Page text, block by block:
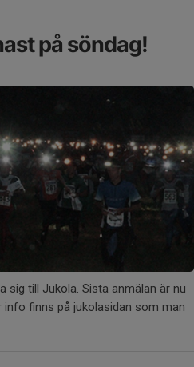
på söndag!
sig till Jukola. Sista anmälan är nu
info finns på jukolasidan som man